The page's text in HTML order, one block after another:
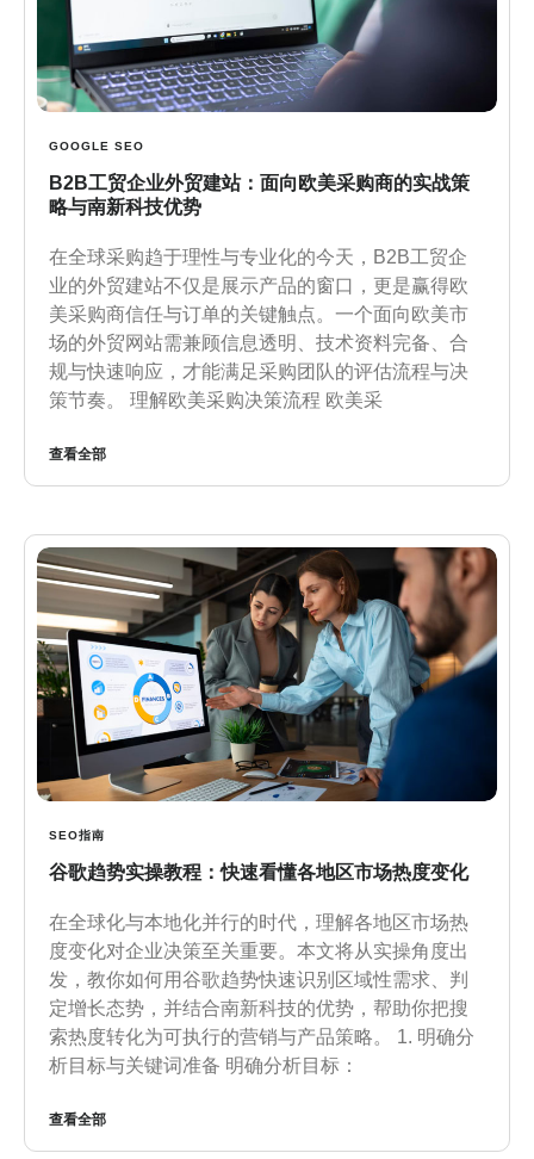
GOOGLE SEO
B2B工贸企业外贸建站：面向欧美采购商的实战策
略与南新科技优势
在全球采购趋于理性与专业化的今天，B2B工贸企
业的外贸建站不仅是展示产品的窗口，更是赢得欧
美采购商信任与订单的关键触点。一个面向欧美市
场的外贸网站需兼顾信息透明、技术资料完备、合
规与快速响应，才能满足采购团队的评估流程与决
策节奏。 理解欧美采购决策流程 欧美采
查看全部
SEO指南
谷歌趋势实操教程：快速看懂各地区市场热度变化
在全球化与本地化并行的时代，理解各地区市场热
度变化对企业决策至关重要。本文将从实操角度出
发，教你如何用谷歌趋势快速识别区域性需求、判
定增长态势，并结合南新科技的优势，帮助你把搜
索热度转化为可执行的营销与产品策略。 1. 明确分
析目标与关键词准备 明确分析目标：
查看全部